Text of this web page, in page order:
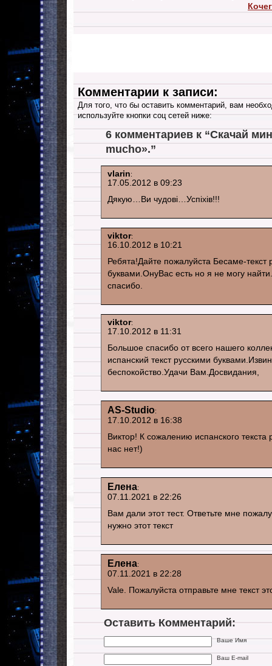
Комментарии к записи:
Для того, что бы оставить комментарий, вам
используйте кнопки соц сетей ниже:
6 комментариев к “Скачай
mucho».”
vlarin:
17.05.2012 в 09:23
Дякую…Ви чудові…Успіхів!!!
viktor:
16.10.2012 в 10:21
Ребята!Дайте пожалуйста Бесаме-текст
буквами.ОнуВас есть но я не могу
спасибо.
viktor:
17.10.2012 в 11:31
Большое спасибо от всего нашего
испанский текст русскими
беспокойство.Удачи Вам.Досвидания,
AS-Studio:
17.10.2012 в 16:38
Виктор! К сожалению испанского текста
нас нет!)
Елена:
07.11.2021 в 22:26
Вам дали этот тест. Ответьте мне
нужно этот текст
Елена:
07.11.2021 в 22:28
Vale. Пожалуйста отправьте мне текст
Оставить Комментарий:
Ваше Имя
Ваш E-mail